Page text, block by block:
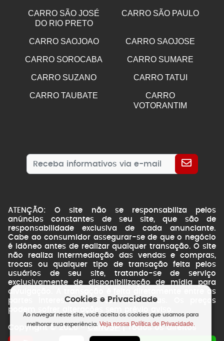
CARRO SÃO JOSÉ
DO RIO PRETO
CARRO SÃO PAULO
CARRO SAOJOAO CARRO SAOJOSE
CARRO SOROCABA CARRO SUMARE
CARRO SUZANO CARRO TATUI
CARRO TAUBATE
CARRO
VOTORANTIM
ATENÇÃO: O site não se responsabiliza pelos
anúncios constantes de seu site, que são de
responsabilidade exclusiva de cada anunciante.
Cabe ao consumidor assegurar-se de que o negócio
é idôneo antes de realizar qualquer transação. O site
não realiza intermediação das vendas e compras,
trocas ou qualquer tipo de transação feita pelos
usuários de seu site, tratando-se de serviço
exclusivamente de disponibilização de mídia para
divulgação. A transação é feita diretamente entre as
partes interessadas. Fotos ilustrativas. Os preços
podem sofrer alterações sem prévio aviso.
Copyright © 2026 -CarroSP| Todos os direitos
reservados.
Cookies e Privacidade
Ao navegar neste site, você aceita os cookies que usamos para
melhorar sua experiência.Veja nossa Política de Privacidade.